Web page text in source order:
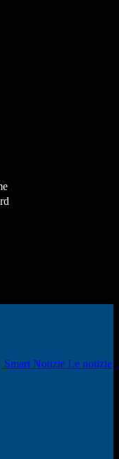
Smart Notizie Le notizie